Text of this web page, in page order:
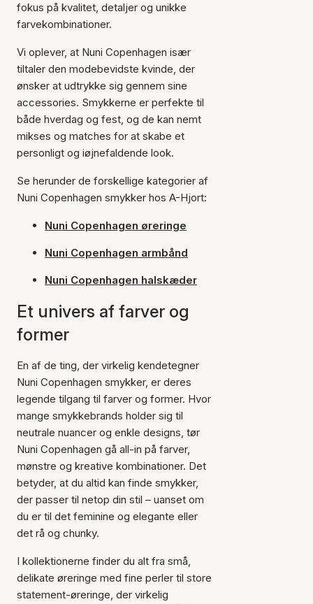
fokus på kvalitet, detaljer og unikke
farvekombinationer.
Vi oplever, at Nuni Copenhagen især
tiltaler den modebevidste kvinde, der
ønsker at udtrykke sig gennem sine
accessories. Smykkerne er perfekte til
både hverdag og fest, og de kan nemt
mikses og matches for at skabe et
personligt og iøjnefaldende look.
Se herunder de forskellige kategorier af
Nuni Copenhagen smykker hos A-Hjort:
Nuni Copenhagen øreringe
Nuni Copenhagen armbånd
Nuni Copenhagen halskæder
Et univers af farver og
former
En af de ting, der virkelig kendetegner
Nuni Copenhagen smykker, er deres
legende tilgang til farver og former. Hvor
mange smykkebrands holder sig til
neutrale nuancer og enkle designs, tør
Nuni Copenhagen gå all-in på farver,
mønstre og kreative kombinationer. Det
betyder, at du altid kan finde smykker,
der passer til netop din stil – uanset om
du er til det feminine og elegante eller
det rå og chunky.
I kollektionerne finder du alt fra små,
delikate øreringe med fine perler til store
statement-øreringe, der virkelig